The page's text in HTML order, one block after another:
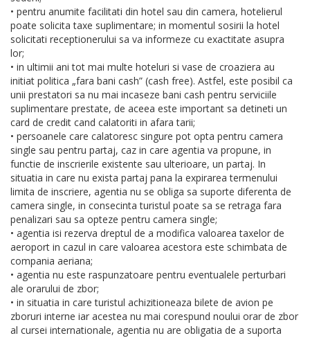
• pentru anumite facilitati din hotel sau din camera, hotelierul
poate solicita taxe suplimentare; in momentul sosirii la hotel
solicitati receptionerului sa va informeze cu exactitate asupra
lor;
• in ultimii ani tot mai multe hoteluri si vase de croaziera au
initiat politica „fara bani cash” (cash free). Astfel, este posibil ca
unii prestatori sa nu mai incaseze bani cash pentru serviciile
suplimentare prestate, de aceea este important sa detineti un
card de credit cand calatoriti in afara tarii;
• persoanele care calatoresc singure pot opta pentru camera
single sau pentru partaj, caz in care agentia va propune, in
functie de inscrierile existente sau ulterioare, un partaj. In
situatia in care nu exista partaj pana la expirarea termenului
limita de inscriere, agentia nu se obliga sa suporte diferenta de
camera single, in consecinta turistul poate sa se retraga fara
penalizari sau sa opteze pentru camera single;
• agentia isi rezerva dreptul de a modifica valoarea taxelor de
aeroport in cazul in care valoarea acestora este schimbata de
compania aeriana;
• agentia nu este raspunzatoare pentru eventualele perturbari
ale orarului de zbor;
• in situatia in care turistul achizitioneaza bilete de avion pe
zboruri interne iar acestea nu mai corespund noului orar de zbor
al cursei internationale, agentia nu are obligatia de a suporta